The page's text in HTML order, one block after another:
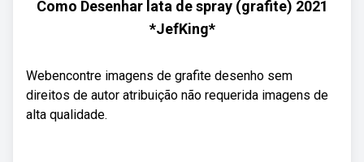
Como Desenhar lata de spray (grafite) 2021
*JefKing*
Webencontre imagens de grafite desenho sem
direitos de autor atribuição não requerida imagens de
alta qualidade.